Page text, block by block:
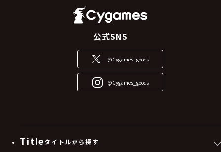
公式SNS
@Cygames_goods
@Cygames_goods
Titleタイトルから探す